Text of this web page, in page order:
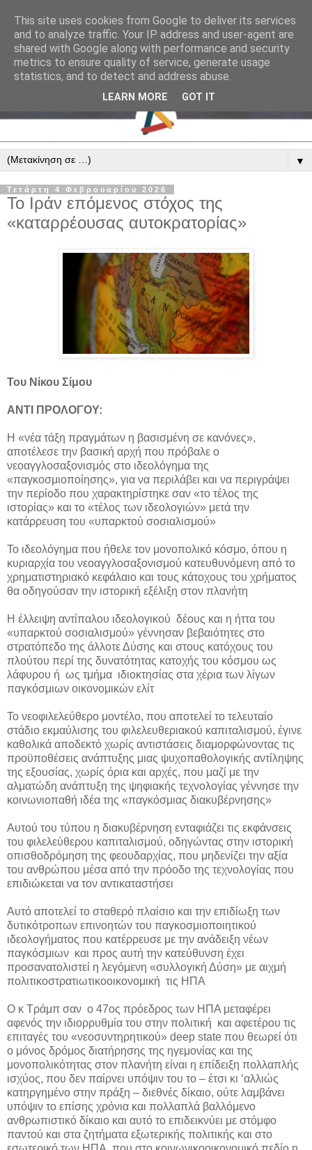
▼
Τετάρτη 4 Φεβρουαρίου 2026
Το Ιράν επόμενος στόχος της
«καταρρέουσας αυτοκρατορίας»
Του Νίκου Σίμου
ΑΝΤΙ ΠΡΟΛΟΓΟΥ:
Η «νέα τάξη πραγμάτων η βασισμένη σε κανόνες»,
αποτέλεσε την βασική αρχή που πρόβαλε ο
νεοαγγλοσαξονισμός στο ιδεολόγημα της
«παγκοσμιοποίησης», για να περιλάβει και να περιγράψει
την περίοδο που χαρακτηρίστηκε σαν «το τέλος της
ιστορίας» και το «τέλος των ιδεολογιών» μετά την
κατάρρευση του «υπαρκτού σοσιαλισμού»
Το ιδεολόγημα που ήθελε τον μονοπολικό κόσμο, όπου η
κυριαρχία του νεοαγγλοσαξονισμού κατευθυνόμενη από το
χρηματιστηριακό κεφάλαιο και τους κάτοχους του χρήματος
θα οδηγούσαν την ιστορική εξέλιξη στον πλανήτη
Η έλλειψη αντίπαλου ιδεολογικού δέους και η ήττα του
«υπαρκτού σοσιαλισμού» γέννησαν βεβαιότητες στο
στρατόπεδο της άλλοτε Δύσης και στους κατόχους του
πλούτου περί της δυνατότητας κατοχής του κόσμου ως
λάφυρου ή ως τμήμα ιδιοκτησίας στα χέρια των λίγων
παγκόσμιων οικονομικών ελίτ
Το νεοφιλελεύθερο μοντέλο, που αποτελεί το τελευταίο
στάδιο εκμαύλισης του φιλελευθεριακού καπιταλισμού, έγινε
καθολικά αποδεκτό χωρίς αντιστάσεις διαμορφώνοντας τις
προϋποθέσεις ανάπτυξης μιας ψυχοπαθολογικής αντίληψης
της εξουσίας, χωρίς όρια και αρχές, που μαζί με την
αλματώδη ανάπτυξη της ψηφιακής τεχνολογίας γέννησε την
κοινωνιοπαθή ιδέα της «παγκόσμιας διακυβέρνησης»
Αυτού του τύπου η διακυβέρνηση ενταφιάζει τις εκφάνσεις
του φιλελεύθερου καπιταλισμού, οδηγώντας στην ιστορική
οπισθοδρόμηση της φεουδαρχίας, που μηδενίζει την αξία
του ανθρώπου μέσα από την πρόοδο της τεχνολογίας που
επιδιώκεται να τον αντικαταστήσει
Αυτό αποτελεί το σταθερό πλαίσιο και την επιδίωξη των
δυτικότροπων επινοητών του παγκοσμιοποιητικού
ιδεολογήματος που κατέρρευσε με την ανάδειξη νέων
παγκόσμιων και προς αυτή την κατεύθυνση έχει
προσανατολιστεί η λεγόμενη «συλλογική Δύση» με αιχμή
πολιτικοστρατιωτικοοικονομική τις ΗΠΑ
O κ Τράμπ σαν ο 47ος πρόεδρος των ΗΠΑ μεταφέρει
αφενός την ιδιορρυθμία του στην πολιτική και αφετέρου τις
επιταγές του «νεοσυντηρητικού» deep state που θεωρεί ότι
ο μόνος δρόμος διατήρησης της ηγεμονίας και της
μονοπολικότητας στον πλανήτη είναι η επίδειξη πολλαπλής
ισχύος, που δεν παίρνει υπόψιν του το – έτσι κι ‘αλλιώς
κατηργημένο στην πράξη – διεθνές δίκαιο, ούτε λαμβάνει
υπόψιν το επίσης χρόνια και πολλαπλά βαλλόμενο
ανθρωπιστικό δίκαιο και αυτό το επιδεικνύει με στόμφο
παντού και στα ζητήματα εξωτερικής πολιτικής και στο
This site uses cookies from Google to deliver its services
and to analyze traffic. Your IP address and user-agent are
shared with Google along with performance and security
metrics to ensure quality of service, generate usage
statistics, and to detect and address abuse.
LEARN MORE GOT IT